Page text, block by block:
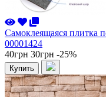
Самоклеящаяся плитка
00001424
40грн 30грн -25%
Купить